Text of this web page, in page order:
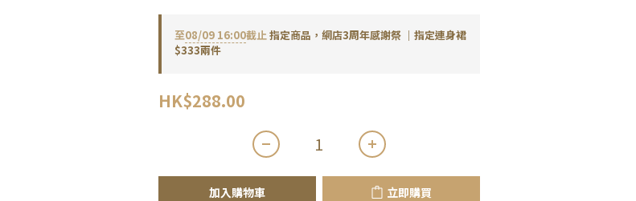
至08/09 16:00截止指定商品，網店3周年感謝祭 ｜指定連身裙
$333兩件
HK$288.00
加入購物車 立即購買